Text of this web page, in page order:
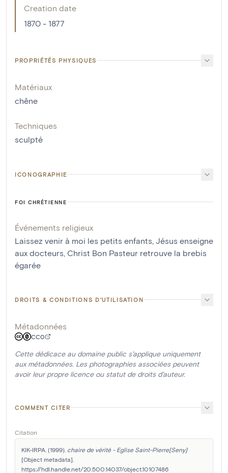
Creation date
1870 - 1877
PROPRIÉTÉS PHYSIQUES
Matériaux
chêne
Techniques
sculpté
ICONOGRAPHIE
FOI CHRÉTIENNE
Événements religieux
Laissez venir à moi les petits enfants Jésus enseigne
aux docteurs Christ Bon Pasteur retrouve la brebis
égarée
DROITS & CONDITIONS D'UTILISATION
Métadonnées
CC0
Cette dédicace au domaine public s'applique uniquement
aux métadonnées. Les photographies associées peuvent
avoir leur propre licence ou statut de droits d'auteur.
COMMENT CITER
Citation
KIK-IRPA. (1999). chaire de vérité - Eglise Saint-Pierre[Seny]
[Object metadata].
https://hdl.handle.net/20.500.14037/object.10107486